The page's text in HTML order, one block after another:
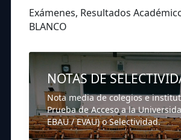
Exámenes, Resultados
BLANCO
NOTAS DE
Nota media de colegios e
Prueba de Acceso a la
EBAU / EVAU) o Selectividad.